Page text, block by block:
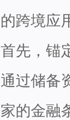
的跨境应
首先，锚
通过储备
家的金融